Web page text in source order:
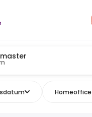
Homeoffice